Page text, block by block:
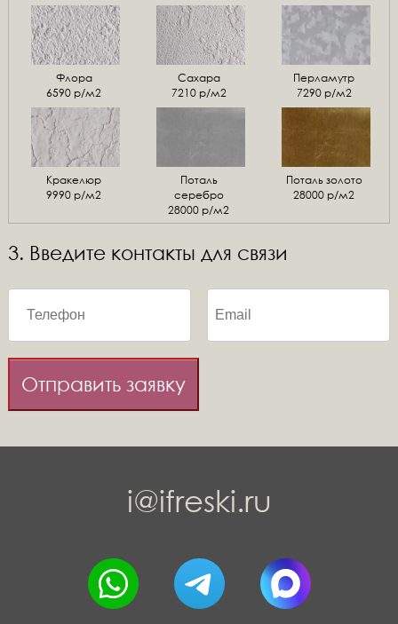
Флора
6590 р/м2
Сахара
7210 р/м2
Перламутр
7290 р/м2
Кракелюр
9990 р/м2
Поталь
серебро
28000 р/м2
Поталь золото
28000 р/м2
3. Введите контакты для связи
Отправить заявку
i@ifreski.ru